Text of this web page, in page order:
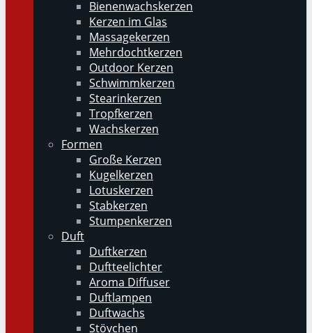
Bienenwachskerzen
Kerzen im Glas
Massagekerzen
Mehrdochtkerzen
Outdoor Kerzen
Schwimmkerzen
Stearinkerzen
Tropfkerzen
Wachskerzen
Formen
Große Kerzen
Kugelkerzen
Lotuskerzen
Stabkerzen
Stumpenkerzen
Duft
Duftkerzen
Duftteelichter
Aroma Diffuser
Duftlampen
Duftwachs
Stövchen